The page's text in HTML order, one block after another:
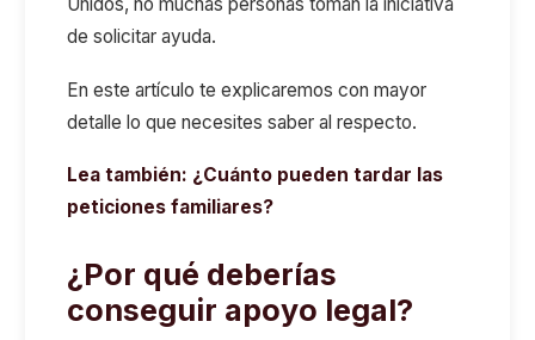
de solicitar ayuda.
En este artículo te explicaremos con mayor
detalle lo que necesites saber al respecto.
Lea también: ¿Cuánto pueden tardar las
peticiones familiares?
¿Por qué deberías
conseguir apoyo legal?